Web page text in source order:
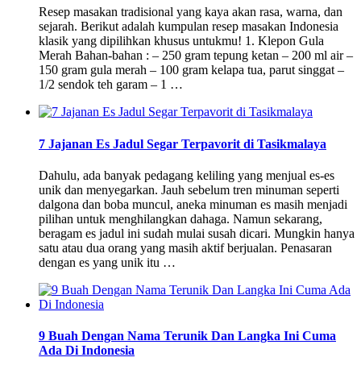
Resep masakan tradisional yang kaya akan rasa, warna, dan
sejarah. Berikut adalah kumpulan resep masakan Indonesia
klasik yang dipilihkan khusus untukmu! 1. Klepon Gula
Merah Bahan-bahan : – 250 gram tepung ketan – 200 ml air –
150 gram gula merah – 100 gram kelapa tua, parut singgat –
1/2 sendok teh garam – 1 …
7 Jajanan Es Jadul Segar Terpavorit di Tasikmalaya
Dahulu, ada banyak pedagang keliling yang menjual es-es
unik dan menyegarkan. Jauh sebelum tren minuman seperti
dalgona dan boba muncul, aneka minuman es masih menjadi
pilihan untuk menghilangkan dahaga. Namun sekarang,
beragam es jadul ini sudah mulai susah dicari. Mungkin hanya
satu atau dua orang yang masih aktif berjualan. Penasaran
dengan es yang unik itu …
9 Buah Dengan Nama Terunik Dan Langka Ini Cuma
Ada Di Indonesia